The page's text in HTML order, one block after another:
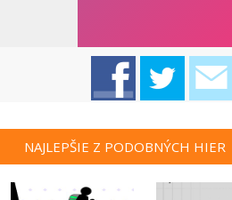
NAJLEPŠIE Z PODOBNÝCH HIER